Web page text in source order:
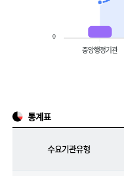
0
중앙행정기관
통계표
수요기관유형